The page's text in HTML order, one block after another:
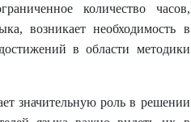
количество часов,
возникает необходимость в
в области методики
значительную роль в решении